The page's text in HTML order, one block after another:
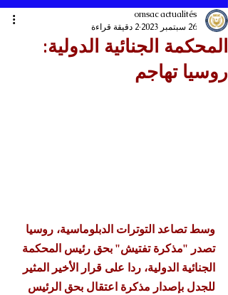
المحكمة الجنائية الدولية:
روسيا تهاجم
omsac actualités
26 سبتمبر 2023
2 دقيقة قراءة
وسط تصاعد التوترات الدبلوماسية، روسيا
تصدر "مذكرة تفتيش" بحق رئيس المحكمة
الجنائية الدولية، ردا على قرار الأخير المثير
للجدل بإصدار مذكرة اعتقال بحق الرئيس